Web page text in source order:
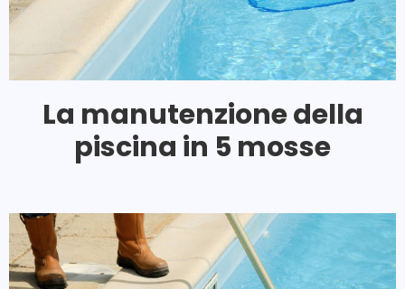
La manutenzione della
piscina in 5 mosse